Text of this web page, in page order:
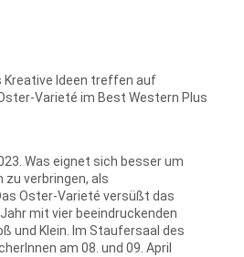
Kreative Ideen treffen auf
Varieté im Best Western Plus
Was eignet sich besser um
verbringen, als
Oster-Varieté versüßt das
mit vier beeindruckenden
und Klein. Im Staufersaal des
am 08. und 09. April